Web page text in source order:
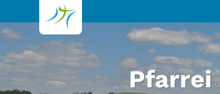
Zum Inhalt springen
Pfarrei